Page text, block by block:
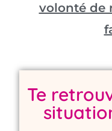
volonté de
Te